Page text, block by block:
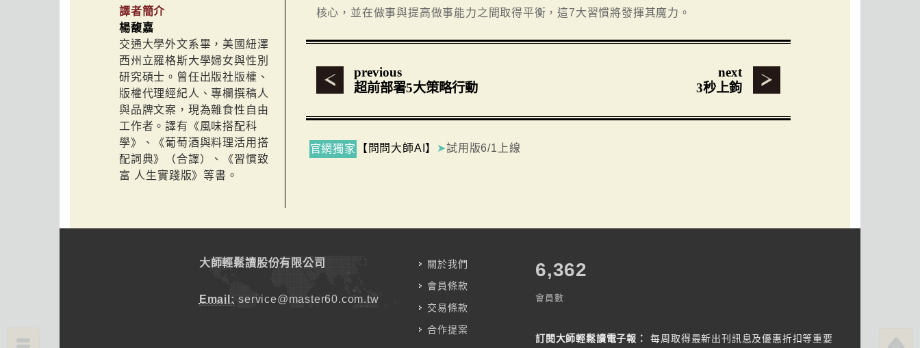
譯者簡介
楊馥嘉
交通大學外文系畢，美國紐澤
西州立羅格斯大學婦女與性別
研究碩士。曾任出版社版權、
版權代理經紀人、專欄撰稿人
與品牌文案，現為雜食性自由
工作者。譯有《風味搭配科
學》、《葡萄酒與料理活用搭
配詞典》（合譯）、《習慣致
富 人生實踐版》等書。
核心，並在做事與提高做事能力之間取得平衡，這7大習慣將發揮其魔力。
previous
超前部署5大策略行動
next
3秒上鉤
官網獨家 【問問大師AI】 ➤試用版6/1上線
大師輕鬆讀股份有限公司
Email: service@master60.com.tw
關於我們
會員條款
交易條款
合作提案
7,787
會員數
訂閱大師輕鬆讀電子報：
每周取得最新出刊訊息及優惠折扣等重要